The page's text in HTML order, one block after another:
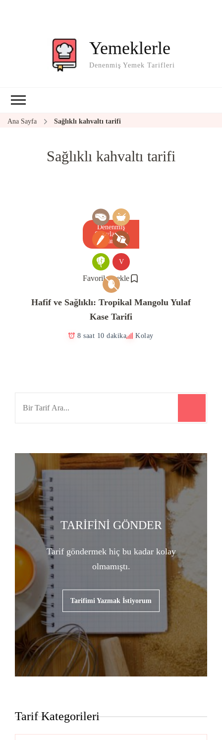
Yemeklerle
Denenmiş Yemek Tarifleri
Ana Sayfa Sağlıklı kahvaltı tarifi
Sağlıklı kahvaltı tarifi
Favorilere ekle
Denenmiş
Onaylanmış
Tarif
V
Hafif ve Sağlıklı: Tropikal Mangolu Yulaf
Kase Tarifi
8 saat 10 dakika Kolay
TARİFİNİ GÖNDER
Tarif göndermek hiç bu kadar kolay
olmamıştı.
Tarifimi Yazmak İstiyorum
Tarif Kategorileri